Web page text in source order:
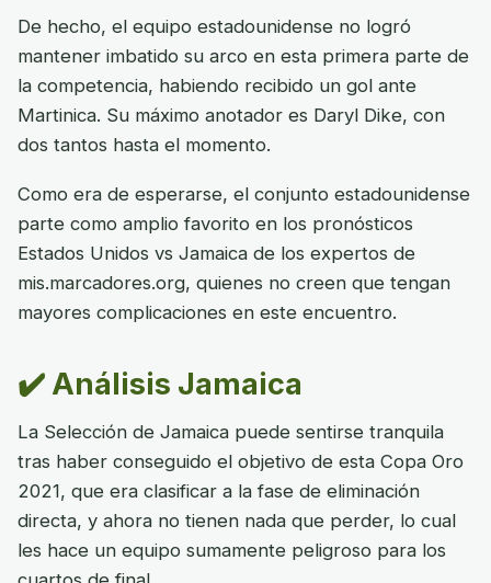
De hecho, el equipo estadounidense no logró
mantener imbatido su arco en esta primera parte de
la competencia, habiendo recibido un gol ante
Martinica. Su máximo anotador es Daryl Dike, con
dos tantos hasta el momento.
Como era de esperarse, el conjunto estadounidense
parte como amplio favorito en los pronósticos
Estados Unidos vs Jamaica de los expertos de
mis.marcadores.org, quienes no creen que tengan
mayores complicaciones en este encuentro.
✔️ Análisis Jamaica
La Selección de Jamaica puede sentirse tranquila
tras haber conseguido el objetivo de esta Copa Oro
2021, que era clasificar a la fase de eliminación
directa, y ahora no tienen nada que perder, lo cual
les hace un equipo sumamente peligroso para los